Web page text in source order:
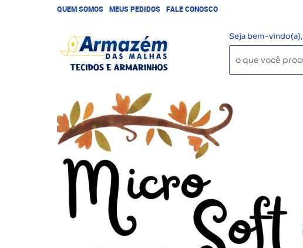
QUEM SOMOS MEUS PEDIDOS FALE CONOSCO
Seja bem-vindo(a),